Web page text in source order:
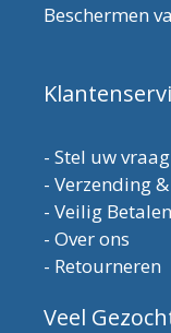
Beschermen
- Stel uw vraag
- Verzending
- Veilig Betalen
- Over ons
- Retourneren
Veel